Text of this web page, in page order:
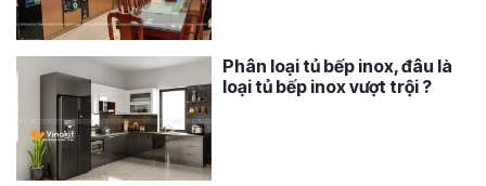
Phân loại tủ bếp inox, đâu là
loại tủ bếp inox vượt trội ?